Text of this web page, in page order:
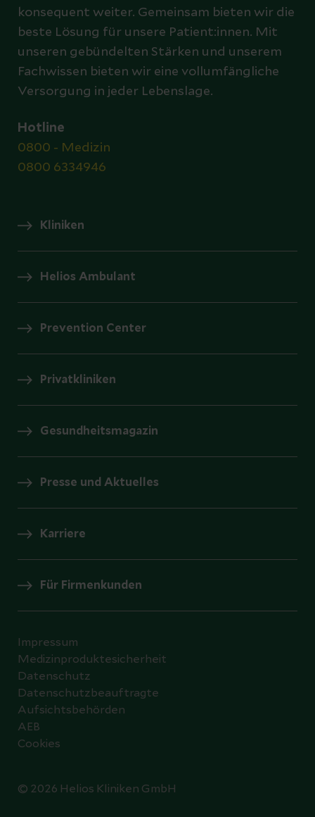
konsequent weiter. Gemeinsam bieten wir die
beste Lösung für unsere Patient:innen. Mit
unseren gebündelten Stärken und unserem
Fachwissen bieten wir eine vollumfängliche
Versorgung in jeder Lebenslage.
Hotline
0800 - Medizin
0800 6334946
Kliniken
Helios Ambulant
Prevention Center
Privatkliniken
Gesundheitsmagazin
Presse und Aktuelles
Karriere
Für Firmenkunden
© 2026 Helios Kliniken GmbH
Impressum
Medizinproduktesicherheit
Datenschutz
Datenschutzbeauftragte
Aufsichtsbehörden
AEB
Cookies